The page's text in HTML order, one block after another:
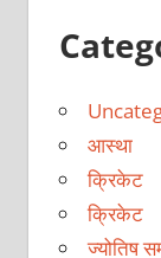
आस्था
क्रिकेट
क्रिकेट
ज्योतिष